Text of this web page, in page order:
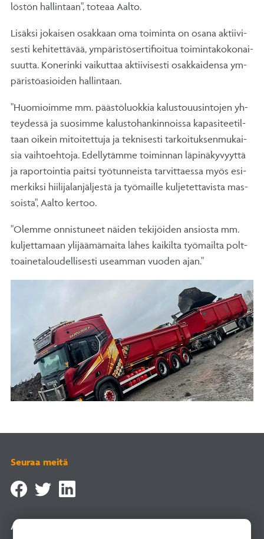
lös­tön hal­lin­taan", to­te­aa Aal­to.
Li­säk­si jo­kai­sen osak­kaan oma toi­min­ta on osa­na ak­tii­vi­
ses­ti ke­hi­tet­tä­vää, ym­pä­ris­tö­ser­ti­fioi­tua toi­min­ta­ko­ko­nai­
suut­ta. Ko­ne­rin­ki vai­kut­taa ak­tii­vi­ses­ti osak­kai­den­sa ym­
pä­ris­tö­asioi­den hal­lin­taan.
"Huo­mioim­me mm. pääs­tö­luok­kia ka­lus­to­uusin­to­jen yh­
tey­des­sä ja suo­sim­me ka­lus­to­han­kin­nois­sa ka­pa­si­tee­til­
taan oi­kein mi­toi­tet­tu­ja ja tek­ni­ses­ti tar­koi­tuk­sen­mu­kai­
sia vaih­toeh­to­ja. Edel­ly­täm­me toi­min­nan lä­pi­nä­ky­vyyt­tä
ja ra­por­toin­tia pait­si työ­tun­neis­ta tar­vit­taes­sa myös esi­
mer­kik­si hii­li­ja­lan­jäl­jes­tä ja työ­mail­le kul­je­tet­ta­vis­ta mas­
sois­ta", Aal­to ker­too.
"Olem­me on­nis­tu­neet näi­den te­ki­jöi­den an­sios­ta mm.
kul­jet­ta­maan yli­jää­mä­mai­ta lä­hes kai­kil­ta työ­mail­ta polt­
toai­ne­ta­lou­del­li­ses­ti useam­man vuo­den ajan."
Seuraa meitä
Asiointipalvelu